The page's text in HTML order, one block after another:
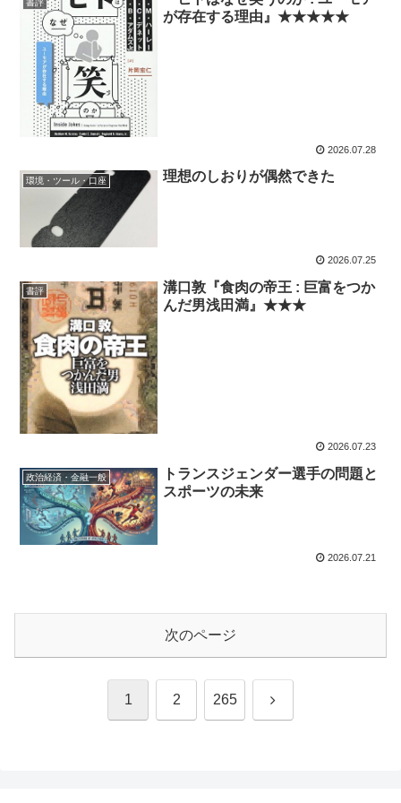
書評
が存在する理由』★★★★★
2026.07.28
環境・ツール・口座 理想のしおりが偶然できた
2026.07.25
書評
溝口敦『食肉の帝王 : 巨富をつか
んだ男浅田満』★★★
2026.07.23
政治経済・金融一般
トランスジェンダー選手の問題と
スポーツの未来
2026.07.21
次のページ
1 2 265 次